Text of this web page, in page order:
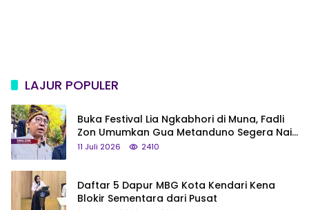
LAJUR POPULER
Buka Festival Lia Ngkabhori di Muna, Fadli
Zon Umumkan Gua Metanduno Segera Naik
Status Jadi Cagar Budaya Nasional
11 Juli 2026 2410
Daftar 5 Dapur MBG Kota Kendari Kena
Blokir Sementara dari Pusat